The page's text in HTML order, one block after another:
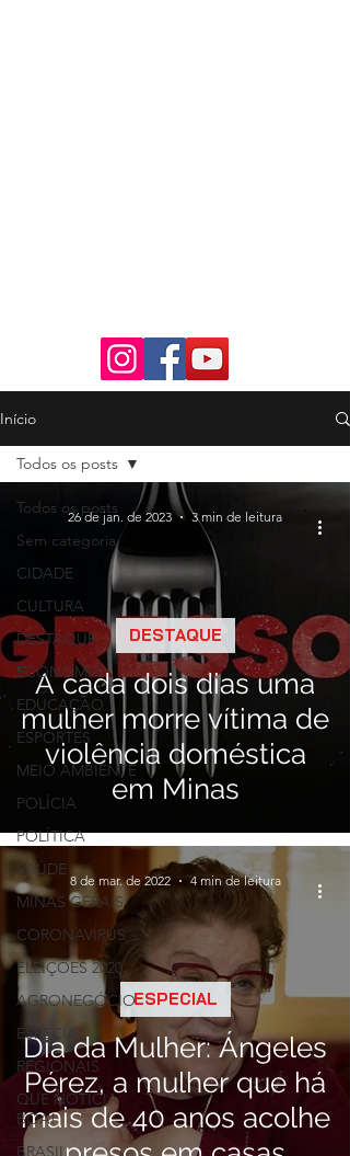
Início
Todos os posts
Sem categoria
CIDADE
CULTURA
DESTAQUE
ECONOMIA
EDUCAÇÃO
ESPORTES
MEIO AMBIENTE
POLÍCIA
POLÍTICA
SAÚDE
MINAS GERAIS
CORONAVÍRUS
ELEIÇÕES 2020
AGRONEGÓCIO
ESPECIAL
REGIONAIS
QUE NOTÍCIA
BOA!
BRASIL
Todos os posts
A cada dois dias uma
mulher morre vítima de
violência doméstica
em Minas
DESTAQUE
26 de jan. de 2023 3 min de leitura
Dia da Mulher: Ángeles
Pérez, a mulher que há
mais de 40 anos acolhe
ESPECIAL
8 de mar. de 2022 4 min de leitura